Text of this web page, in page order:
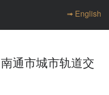
➟ English
通市城市轨道交